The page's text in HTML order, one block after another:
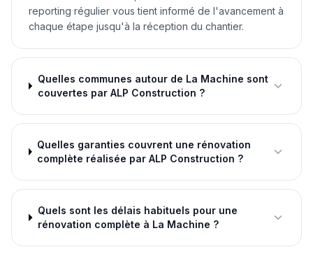
reporting régulier vous tient informé de l'avancement à
chaque étape jusqu'à la réception du chantier.
Quelles communes autour de La Machine sont
couvertes par ALP Construction ?
Quelles garanties couvrent une rénovation
complète réalisée par ALP Construction ?
Quels sont les délais habituels pour une
rénovation complète à La Machine ?